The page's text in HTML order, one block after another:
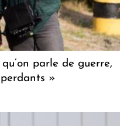
parle de guerre,
»